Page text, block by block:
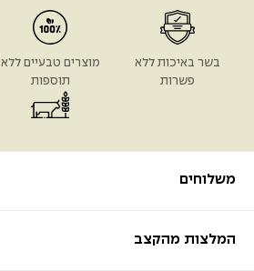
משלוחים
המלצות מהקצב
בשר באיכות ללא
פשרות
מוצרים טבעיים ללא
תוספות